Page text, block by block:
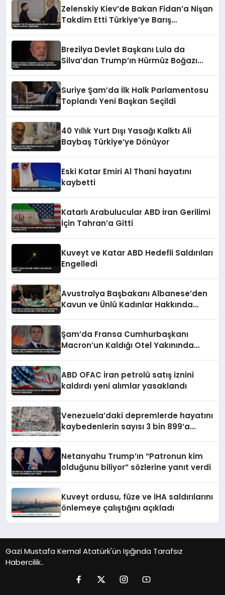
Zelenskiy Kiev’de Bakan Fidan’a Nişan
Takdim Etti Türkiye’ye Barış
Brezilya Devlet Başkanı Lula da
Silva’dan Trump’ın Hürmüz Boğazı
Suriye Şam’da İlk Halk Parlamentosu
Toplandı Yeni Başkan Seçildi
40 Yıllık Yurt Dışı Yasağı Kalktı Ali
Baybaş Türkiye’ye Dönüyor
Eski Katar Emiri Al Thani hayatını
kaybetti
Katarlı Arabulucular ABD İran Gerilimi
İçin Tahran’a Gitti
Kuveyt ve Katar ABD Hedefli Saldırıları
Engelledi
Avustralya Başbakanı Albanese’den
Kavun ve Ünlü Kadınlar Hakkında
Şam’da Fransa Cumhurbaşkanı
Macron’un Kaldığı Otel Yakınında
ABD OFAC İran petrolü satış iznini
kaldırdı yeni alımlar yasaklandı
Venezuela’daki depremlerde hayatını
kaybedenlerin sayısı 3 bin 899’a
Netanyahu Trump’ın “Patronun kim
olduğunu biliyor” sözlerine yanıt verdi
Kuveyt ordusu, füze ve İHA saldırılarını
önlemeye çalıştığını açıkladı
Gazi Mustafa Kemal Atatürk'ün Işığında Tarafsız
Habercilik..